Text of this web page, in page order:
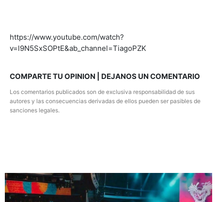
https://www.youtube.com/watch?
v=l9N5SxSOPtE&ab_channel=TiagoPZK
COMPARTE TU OPINION | DEJANOS UN COMENTARIO
Los comentarios publicados son de exclusiva responsabilidad de sus
autores y las consecuencias derivadas de ellos pueden ser pasibles de
sanciones legales.